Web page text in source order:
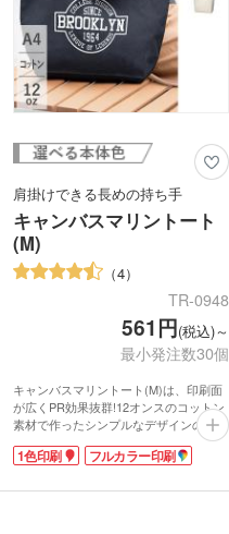
肩掛けできる長めの持ち手
キャンバスマリントート
(M)
4
TR-0948
561円(税込)～
最小発注数30個
キャンバスマリントート(M)は、印刷面
が広くPR効果抜群!12オンスのコットン
素材で作ったシンプルなデザインのトー
トバッグです。雑貨店でオリジナルバッ
グを作ったり、お店のノベルティに人気
ル感を演出。長めでやわらかく肩にかけ
1色印刷 フルカラー印刷